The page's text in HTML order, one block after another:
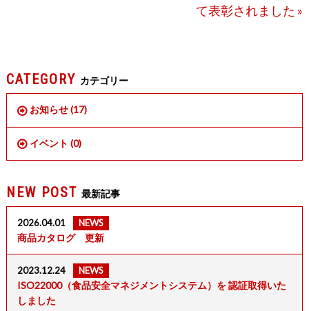
て表彰されました »
CATEGORY カテゴリー
お知らせ (17)
イベント (0)
NEW POST 最新記事
2026.04.01 NEWS
商品カタログ 更新
2023.12.24 NEWS
ISO22000（食品安全マネジメントシステム）を 認証取得いた
しました